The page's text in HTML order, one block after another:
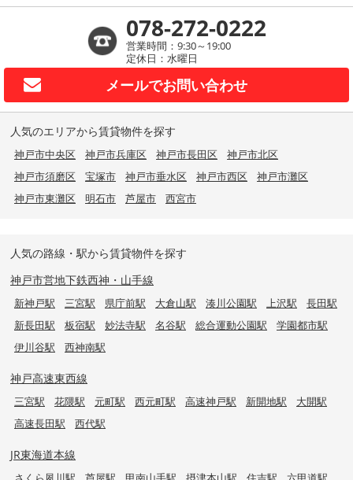
078-272-0222
営業時間：9:30～19:00
定休日：水曜日
メールでお問い合わせ
人気のエリアから賃貸物件を探す
神戸市中央区 神戸市兵庫区 神戸市長田区
神戸市北区
神戸市須磨区
宝塚市 神戸市垂水区 神戸市西区
神戸市灘区
神戸市東灘区
明石市 芦屋市 西宮市
人気の路線・駅から賃貸物件を探す
神戸市営地下鉄西神・山手線
新神戸駅 三宮駅 県庁前駅 大倉山駅 湊川公園駅 上沢駅
長田駅
新長田駅
板宿駅 妙法寺駅 名谷駅 総合運動公園駅
学園都市駅
伊川谷駅
西神南駅
神戸高速東西線
三宮駅 花隈駅 元町駅 西元町駅 高速神戸駅 新開地駅
大開駅
高速長田駅
西代駅
JR東海道本線